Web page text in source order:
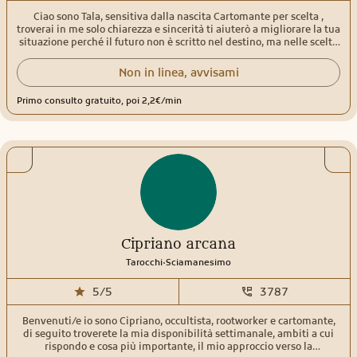
Ciao sono Tala, sensitiva dalla nascita Cartomante per scelta ,
troverai in me solo chiarezza e sincerità ti aiuterò a migliorare la tua
situazione perché il futuro non è scritto nel destino, ma nelle scelte
Non in linea, avvisami
Primo consulto gratuito, poi 2,2€/min
Cipriano arcana
Tarocchi.Sciamanesimo
5/5 3787
Benvenuti/e io sono Cipriano, occultista, rootworker e cartomante,
di seguito troverete la mia disponibilità settimanale, ambiti a cui
rispondo e cosa più importante, il mio approccio verso la